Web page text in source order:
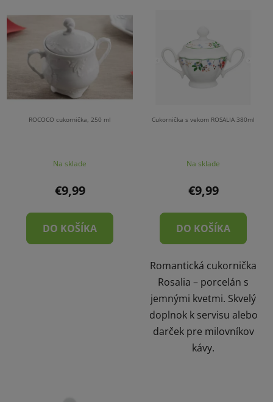
e
p
r
V
ý
p
r
ROCOCO cukornička, 250 ml
Na sklade
€9,99
DO KOŠÍKA
Cukornička s vekom ROSALIA 380ml
Na sklade
€9,99
DO KOŠÍKA
Romantická cukornička
Rosalia – porcelán s
jemnými kvetmi. Skvelý
doplnok k servisu alebo
darček pre milovníkov
kávy.